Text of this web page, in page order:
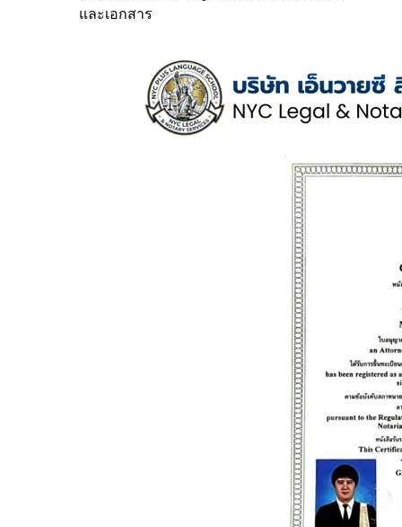
และเอกสาร